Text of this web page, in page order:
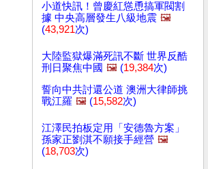
小道快訊！曾慶紅慫恿搞軍閥割
據 中央高層發生八級地震 🖼️
(43,921次)
大陸監獄爆滿死訊不斷 世界反酷
刑日聚焦中國 🖼️ (19,384次)
誓向中共討還公道 澳洲大律師挑
戰江羅 🖼️ (15,582次)
江澤民拍板定用「安德魯方案」
孫家正劉淇不願接手經營 🖼️
(18,703次)